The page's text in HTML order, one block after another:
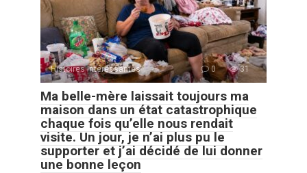
Histoires Intéressantes 0 31
Ma belle-mère laissait toujours ma
maison dans un état catastrophique
chaque fois qu’elle nous rendait
visite. Un jour, je n’ai plus pu le
supporter et j’ai décidé de lui donner
une bonne leçon